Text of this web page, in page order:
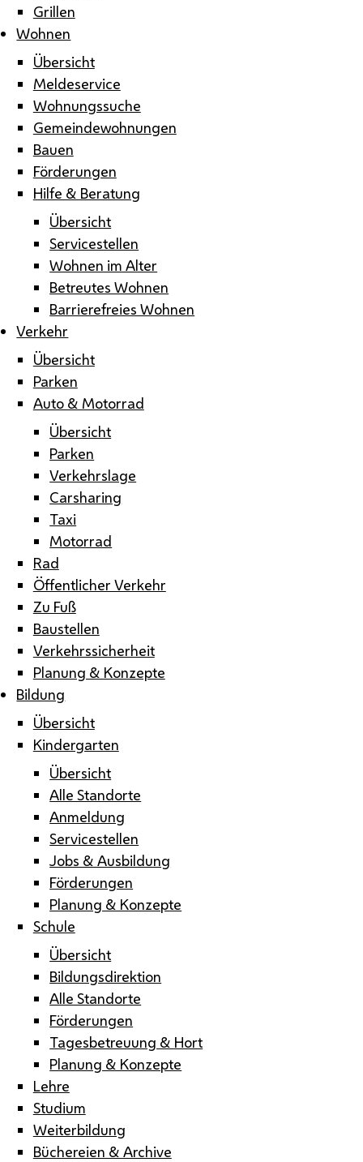
Grillen
Wohnen
Übersicht
Meldeservice
Wohnungssuche
Gemeindewohnungen
Bauen
Förderungen
Hilfe & Beratung
Übersicht
Servicestellen
Wohnen im Alter
Betreutes Wohnen
Barrierefreies Wohnen
Verkehr
Übersicht
Parken
Auto & Motorrad
Übersicht
Parken
Verkehrslage
Carsharing
Taxi
Motorrad
Rad
Öffentlicher Verkehr
Zu Fuß
Baustellen
Verkehrssicherheit
Planung & Konzepte
Bildung
Übersicht
Kindergarten
Übersicht
Alle Standorte
Anmeldung
Servicestellen
Jobs & Ausbildung
Förderungen
Planung & Konzepte
Schule
Übersicht
Bildungsdirektion
Alle Standorte
Förderungen
Tagesbetreuung & Hort
Planung & Konzepte
Lehre
Studium
Weiterbildung
Büchereien & Archive